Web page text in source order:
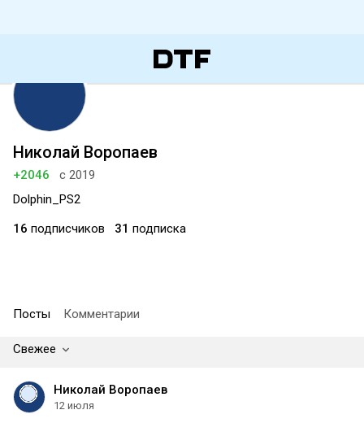
Николай Воропаев
+2046
с 2019
Dolphin_PS2
16 подписчиков 31 подписка
Посты Комментарии
Свежее
Николай Воропаев
12 июля